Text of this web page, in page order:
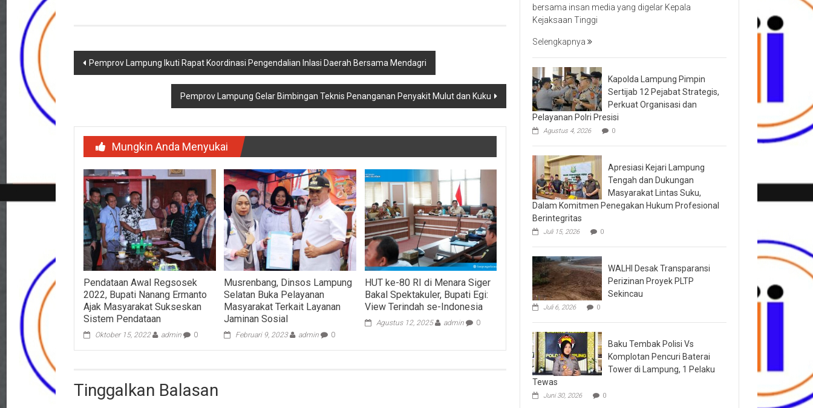
Navigasi
Pemprov Lampung Ikuti Rapat Koordinasi Pengendalian Inlasi Daerah Bersama Mendagri
Pemprov Lampung Gelar Bimbingan Teknis Penanganan Penyakit Mulut dan Kuku
Mungkin Anda Menyukai
Pendataan Awal Regsosek
2022, Bupati Nanang Ermanto
Ajak Masyarakat Sukseskan
Sistem Pendataan
Oktober 15, 2022 admin 0
Musrenbang, Dinsos Lampung
Selatan Buka Pelayanan
Masyarakat Terkait Layanan
Jaminan Sosial
Februari 9, 2023 admin 0
HUT ke-80 RI di Menara Siger
Bakal Spektakuler, Bupati Egi:
View Terindah se-Indonesia
Agustus 12, 2025 admin 0
Tinggalkan Balasan
bersama insan media yang digelar Kepala
Kejaksaan Tinggi
Selengkapnya
Kapolda Lampung Pimpin
Sertijab 12 Pejabat Strategis,
Perkuat Organisasi dan
Pelayanan Polri Presisi
Agustus 4, 2026 0
Apresiasi Kejari Lampung
Tengah dan Dukungan
Masyarakat Lintas Suku,
Dalam Komitmen Penegakan Hukum Profesional
Berintegritas
Juli 15, 2026 0
WALHI Desak Transparansi
Perizinan Proyek PLTP
Sekincau
Juli 6, 2026 0
Baku Tembak Polisi Vs
Komplotan Pencuri Baterai
Tower di Lampung, 1 Pelaku
Tewas
Juni 30, 2026 0